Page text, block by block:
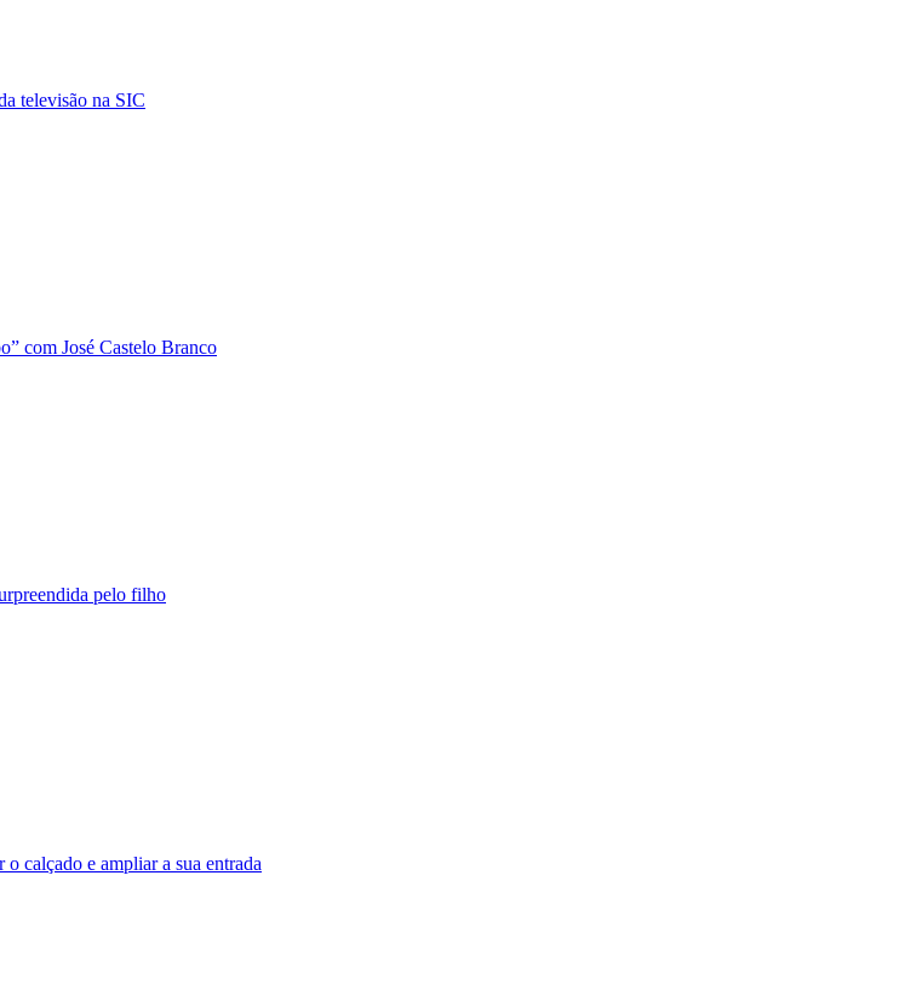
televisão na SIC
com José Castelo Branco
pelo filho
calçado e ampliar a sua entrada